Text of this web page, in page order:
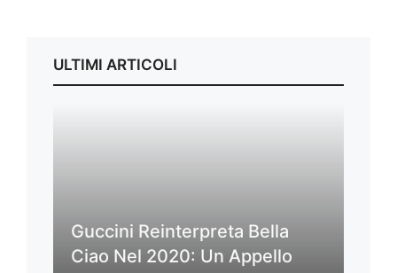
ULTIMI ARTICOLI
Guccini Reinterpreta Bella
Ciao Nel 2020: Un Appello